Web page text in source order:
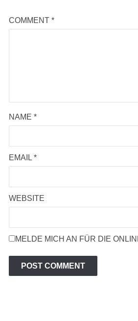
COMMENT *
NAME *
EMAIL *
WEBSITE
MELDE MICH AN FÜR DIE